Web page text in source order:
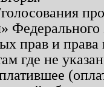
прав и
где не